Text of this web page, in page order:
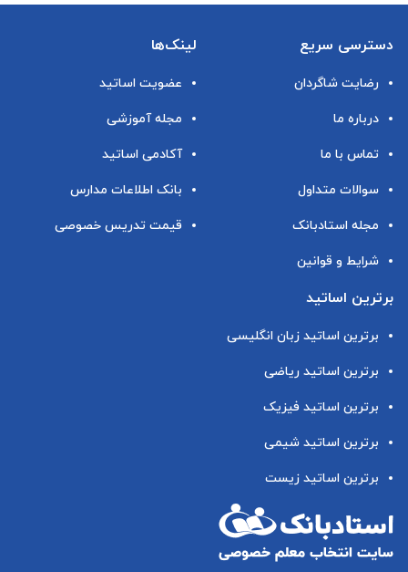
دسترسی سریع
رضایت شاگردان
درباره ما
تماس با ما
سوالات متداول
مجله استادبانک
شرایط و قوانین
لینک‌ها
عضویت اساتید
مجله آموزشی
آکادمی اساتید
بانک اطلاعات مدارس
قیمت تدریس خصوصی
برترین اساتید
برترین اساتید زبان انگلیسی
برترین اساتید ریاضی
برترین اساتید فیزیک
برترین اساتید شیمی
برترین اساتید زیست